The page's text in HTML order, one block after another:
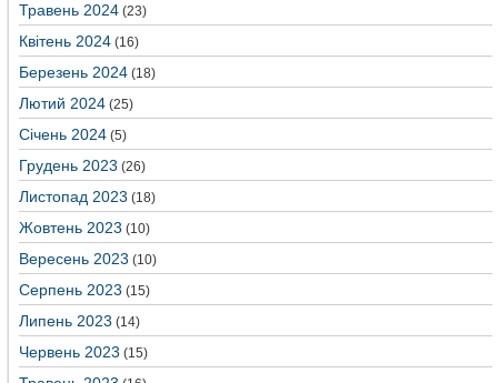
Травень 2024 (23)
Квітень 2024 (16)
Березень 2024 (18)
Лютий 2024 (25)
Січень 2024 (5)
Грудень 2023 (26)
Листопад 2023 (18)
Жовтень 2023 (10)
Вересень 2023 (10)
Серпень 2023 (15)
Липень 2023 (14)
Червень 2023 (15)